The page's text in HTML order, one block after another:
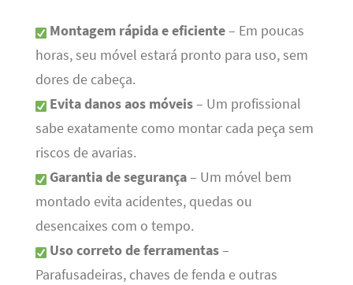
Montagem rápida e eficiente– Em poucas
horas, seu móvel estará pronto para uso, sem
dores de cabeça.
Evita danos aos móveis– Um profissional
sabe exatamente como montar cada peça sem
riscos de avarias.
Garantia de segurança– Um móvel bem
montado evita acidentes, quedas ou
desencaixes com o tempo.
Uso correto de ferramentas–
Parafusadeiras, chaves de fenda e outras